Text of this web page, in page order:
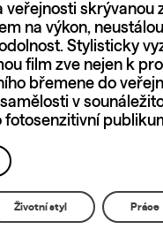
veřejnosti skrývanou
na výkon,
Stylisticky
film zve nejen k
břemene do
v
fotosenzitivní
Životní styl Práce